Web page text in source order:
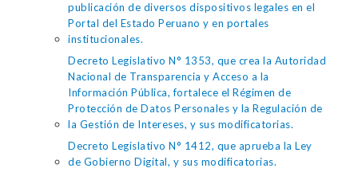
publicación de diversos dispositivos legales en el
Portal del Estado Peruano y en portales
institucionales.
Decreto Legislativo N° 1353, que crea la Autoridad
Nacional de Transparencia y Acceso a la
Información Pública, fortalece el Régimen de
Protección de Datos Personales y la Regulación de
la Gestión de Intereses, y sus modificatorias.
Decreto Legislativo N° 1412, que aprueba la Ley
de Gobierno Digital, y sus modificatorias.